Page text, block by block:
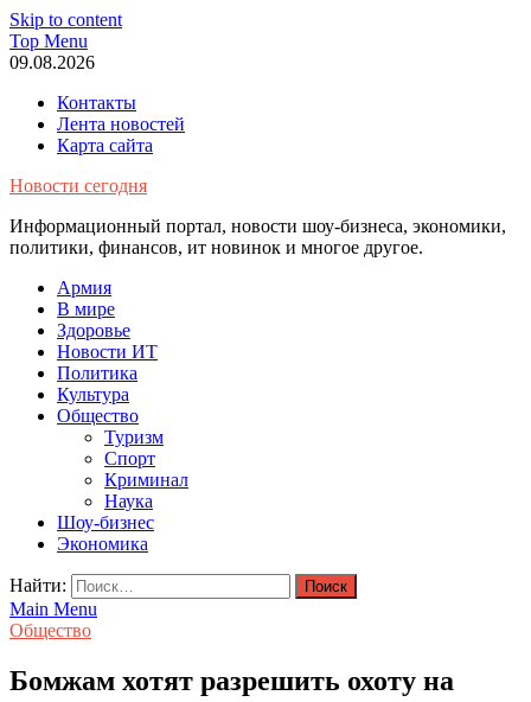
Skip to content
Top Menu
09.08.2026
Контакты
Лента новостей
Карта сайта
Новости сегодня
Информационный портал, новости шоу-бизнеса, экономики,
политики, финансов, ит новинок и многое другое.
Армия
В мире
Здоровье
Новости ИТ
Политика
Культура
Общество
Туризм
Спорт
Криминал
Наука
Шоу-бизнес
Экономика
Найти:
Main Menu
Общество
Бомжам хотят разрешить охоту на